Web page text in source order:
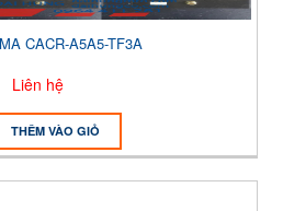
CACR-A5A5-TF3A
Liên hệ
THÊM VÀO GIỎ